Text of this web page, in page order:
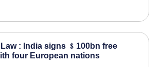
: India signs ﹩100bn free
four European nations